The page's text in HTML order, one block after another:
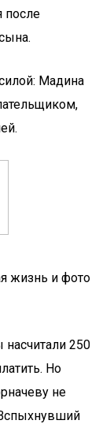
после
Мадина
жизнь и фото
насчитали 250
Но
не